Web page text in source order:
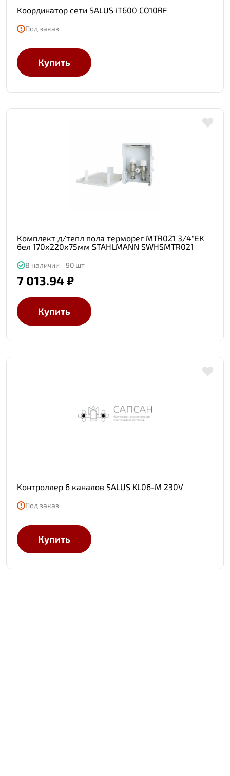
Координатор сети SALUS iT600 CO10RF
Под заказ
Купить
Комплект д/тепл пола терморег MTR021 3/4"ЕК
бел 170х220х75мм STAHLMANN SWHSMTR021
В наличии - 90 шт
7 013.94 ₽
Купить
Контроллер 6 каналов SALUS KL06-M 230V
Под заказ
Купить